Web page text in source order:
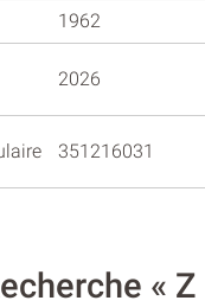
1962
2026
351216031
« Z